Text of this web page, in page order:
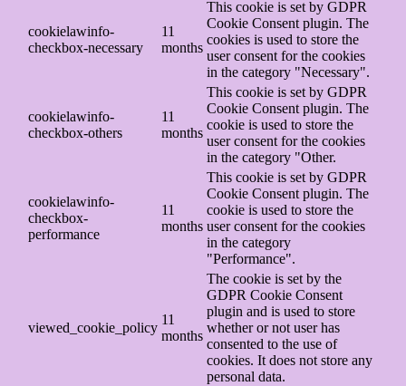
cookielawinfo-
checkbox-necessary
11
months
This cookie is set by GDPR
Cookie Consent plugin. The
cookies is used to store the
user consent for the cookies
in the category "Necessary".
cookielawinfo-
checkbox-others
11
months
This cookie is set by GDPR
Cookie Consent plugin. The
cookie is used to store the
user consent for the cookies
in the category "Other.
cookielawinfo-
checkbox-
performance
11
months
This cookie is set by GDPR
Cookie Consent plugin. The
cookie is used to store the
user consent for the cookies
in the category
"Performance".
viewed_cookie_policy
11
months
The cookie is set by the
GDPR Cookie Consent
plugin and is used to store
whether or not user has
consented to the use of
cookies. It does not store any
personal data.